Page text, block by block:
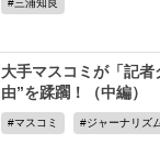
三浦知良
大手マスコミが「記
由”を蹂躙！（中編）
マスコミ ジャーナリズ